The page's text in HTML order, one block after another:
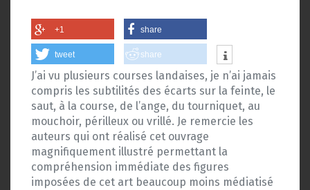
+1 share
tweet share
J’ai vu plusieurs courses landaises, je n’ai jamais
compris les subtilités des écarts sur la feinte, le
saut, à la course, de l’ange, du tourniquet, au
mouchoir, périlleux ou vrillé. Je remercie les
auteurs qui ont réalisé cet ouvrage
magnifiquement illustré permettant la
compréhension immédiate des figures
imposées de cet art beaucoup moins médiatisé